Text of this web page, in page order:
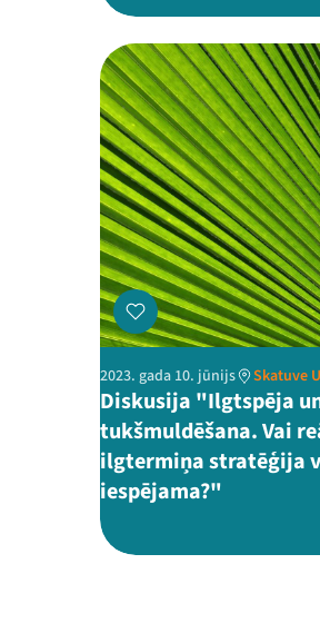
2023. gada 10. jūnijs Skatuve
Diskusija "Ilgtspēja
tukšmuldēšana. Vai
ilgtermiņa stratēģija
iespējama?"